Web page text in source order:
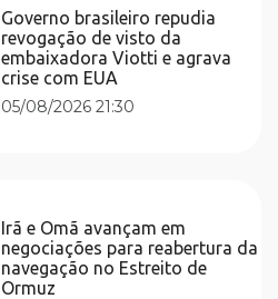
Governo brasileiro repudia
revogação de visto da
embaixadora Viotti e agrava
crise com EUA
05/08/2026 21:30
Irã e Omã avançam em
negociações para reabertura da
navegação no Estreito de
Ormuz